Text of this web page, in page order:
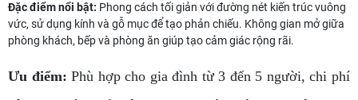
Đặc điểm nổi bật: Phong cách tối giản với đường nét kiến ​​trúc vuông
vức, sử dụng kính và gỗ mục để tạo phản chiếu. Không gian mở giữa
phòng khách, bếp và phòng ăn giúp tạo cảm giác rộng rãi.
Ưu điểm: Phù hợp cho gia đình từ 3 đến 5 người, chi phí